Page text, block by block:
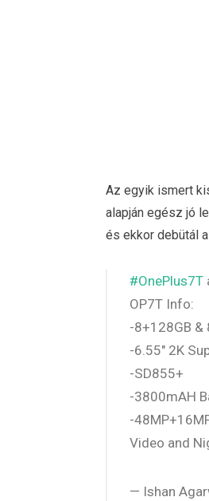
Az egyik ismert
alapján egész jó
és ekkor debütál
#OnePlus7T
OP7T Info:
-8+128GB &
-6.55" 2K
-SD855+
-3800mAH
-
Video and
— Ishan